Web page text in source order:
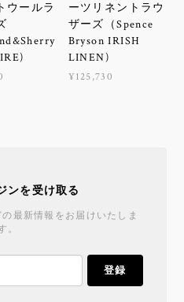
ウールラ
ーツリネントラウ
ザーズ（Spence
Bryson IRISH
LINEN)
¥125,730
ンを受け取る
最新情報をお届けいたしま
。
登録